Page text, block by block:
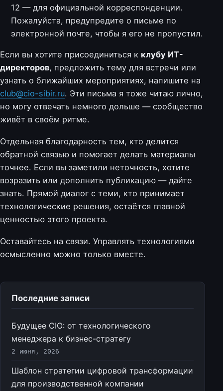
12 — для официальной корреспонденции.
Пожалуйста, предупредите о письме по
электронной почте, чтобы я его не пропустил.
Если вы хотите присоединиться к клубу ИТ-
директоров, предложить тему для встречи или
узнать о ближайших мероприятиях, напишите на
club@cio-sibir.ru. Эти письма я тоже читаю лично,
но могу отвечать немного дольше — сообщество
живёт в своём ритме.
Отдельная благодарность тем, кто делится
обратной связью и помогает делать материалы
точнее. Если вы заметили неточность, хотите
возразить или дополнить публикацию — дайте
знать. Прямой диалог с теми, кто принимает
технологические решения, остаётся главной
ценностью этого проекта.
Оставайтесь на связи. Управлять технологиями
осмысленно можно только вместе.
Последние записи
Будущее CIO: от технологического
менеджера к бизнес-стратегу
2 июня, 2026
Шаблон стратегии цифровой трансформации
для производственной компании